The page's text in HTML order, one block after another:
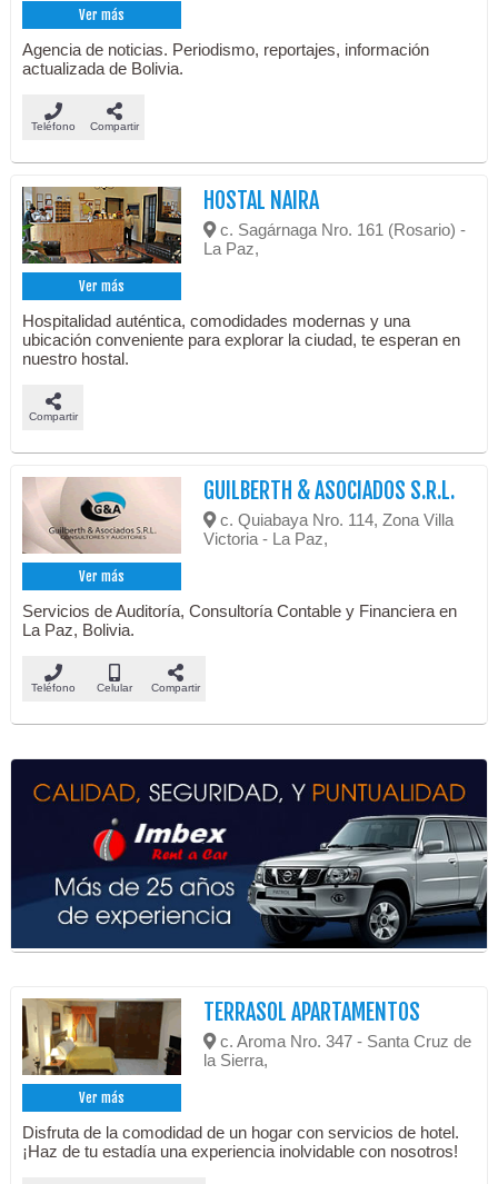
Ver más
Agencia de noticias. Periodismo, reportajes, información
actualizada de Bolivia.
Teléfono Compartir
Ver más
HOSTAL NAIRA
c. Sagárnaga Nro. 161 (Rosario) -
La Paz,
Hospitalidad auténtica, comodidades modernas y una
ubicación conveniente para explorar la ciudad, te esperan en
nuestro hostal.
Compartir
Ver más
GUILBERTH & ASOCIADOS S.R.L.
c. Quiabaya Nro. 114, Zona Villa
Victoria - La Paz,
Servicios de Auditoría, Consultoría Contable y Financiera en
La Paz, Bolivia.
Teléfono Celular Compartir
Ver más
TERRASOL APARTAMENTOS
c. Aroma Nro. 347 - Santa Cruz de
la Sierra,
Disfruta de la comodidad de un hogar con servicios de hotel.
¡Haz de tu estadía una experiencia inolvidable con nosotros!